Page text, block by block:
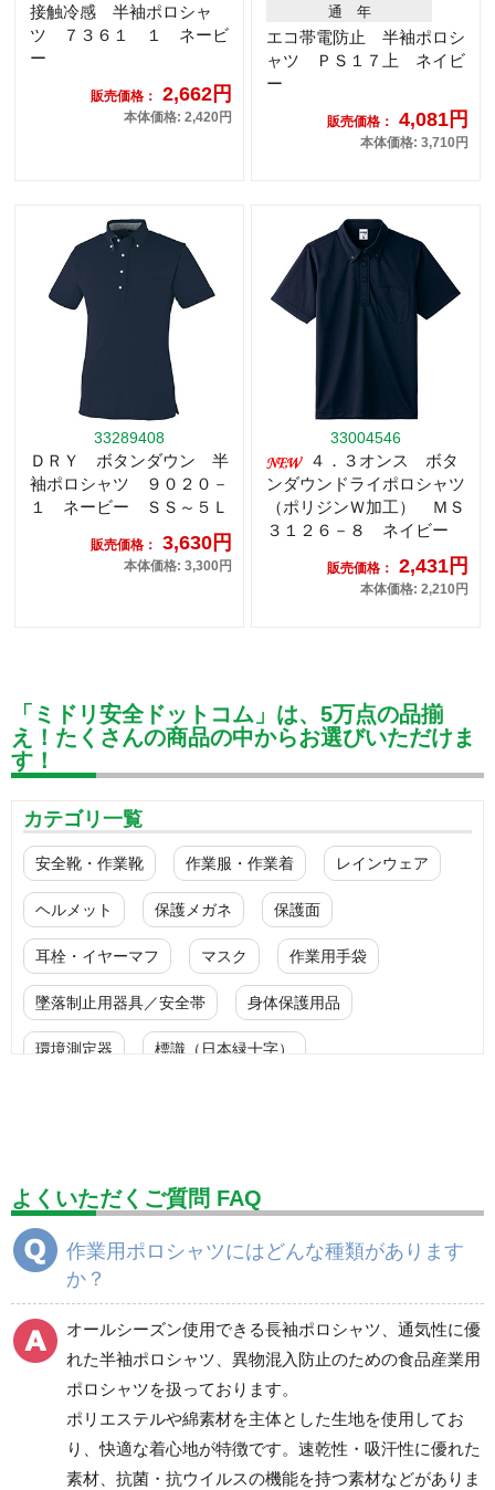
接触冷感 半袖ポロシャ
ツ ７３６１ １ ネービ
ー
販売価格： 2,662円
本体価格: 2,420円
通 年
エコ帯電防止 半袖ポロシ
ャツ ＰＳ１７上 ネイビ
ー
販売価格： 4,081円
本体価格: 3,710円
33289408
ＤＲＹ ボタンダウン 半
袖ポロシャツ ９０２０－
１ ネービー ＳＳ～５Ｌ
販売価格： 3,630円
本体価格: 3,300円
33004546
４．３オンス ボタ
ンダウンドライポロシャツ
（ポリジンＷ加工） ＭＳ
３１２６－８ ネイビー
販売価格： 2,431円
本体価格: 2,210円
「ミドリ安全ドットコム」は、5万点の品揃
え！たくさんの商品の中からお選びいただけま
す！
カテゴリ一覧
安全靴・作業靴 作業服・作業着 レインウェア
ヘルメット 保護メガネ 保護面
耳栓・イヤーマフ マスク 作業用手袋
墜落制止用器具／安全帯 身体保護用品
環境測定器 標識（日本緑十字）
設備用品・作業補助用品 工事作業用品
分煙対策機器
電気保守用品
防災グッズ（防災セット） 救急医療品
商品カテゴリ一覧
ブルゾン
ジャンパー
よくいただくご質問 FAQ
作業用ポロシャツにはどんな種類があります
か？
オールシーズン使用できる長袖ポロシャツ、通気性に優
れた半袖ポロシャツ、異物混入防止のための食品産業用
ポロシャツを扱っております。
ポリエステルや綿素材を主体とした生地を使用してお
り、快適な着心地が特徴です。速乾性・吸汗性に優れた
素材、抗菌・抗ウイルスの機能を持つ素材などがありま